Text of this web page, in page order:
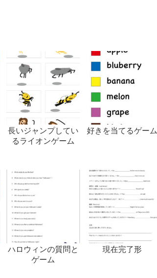
長いジャンプしてい
るライオンゲーム
好きを当てるゲーム
ハロウィンの質問と
ゲーム
現在完了形